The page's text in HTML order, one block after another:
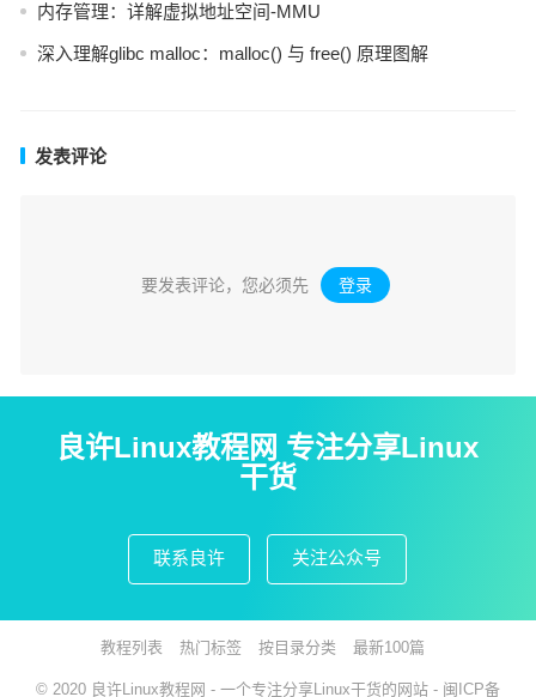
内存管理：详解虚拟地址空间-MMU
深入理解glibc malloc：malloc() 与 free() 原理图解
发表评论
要发表评论，您必须先 登录 。
良许Linux教程网 专注分享Linux
干货
联系良许 关注公众号
教程列表 热门标签 按目录分类 最新100篇
© 2020 良许Linux教程网 - 一个专注分享Linux干货的网站 - 闽ICP备